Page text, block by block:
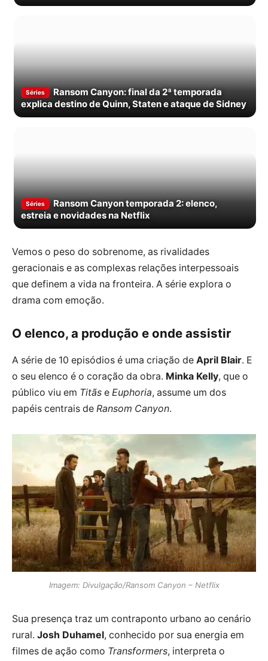
dos livros
Séries
Ransom Canyon: final da 2ª temporada
explica destino de Quinn, Staten e ataque de Sidney
Séries
Ransom Canyon temporada 2: elenco,
estreia e novidades na Netflix
Vemos o peso do sobrenome, as rivalidades
geracionais e as complexas relações interpessoais
que definem a vida na fronteira. A série explora o
drama com emoção.
O elenco, a produção e onde assistir
A série de 10 episódios é uma criação de April Blair. E
o seu elenco é o coração da obra. Minka Kelly, que o
público viu em Titãs e Euphoria, assume um dos
papéis centrais de Ransom Canyon.
Imagem: Divulgação/Ransom Canyon – Netflix
Sua presença traz um contraponto urbano ao cenário
rural. Josh Duhamel, conhecido por sua energia em
filmes de ação como Transformers, interpreta o